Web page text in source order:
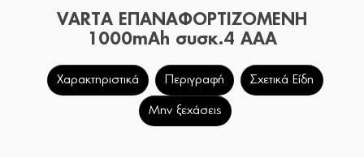
VARTA ΕΠΑΝΑΦΟΡΤΙΖΟΜΕΝΗ
1000mAh συσκ.4 AAA
Χαρακτηριστικά Περιγραφή Σχετικά Είδη
Μην ξεχάσεις